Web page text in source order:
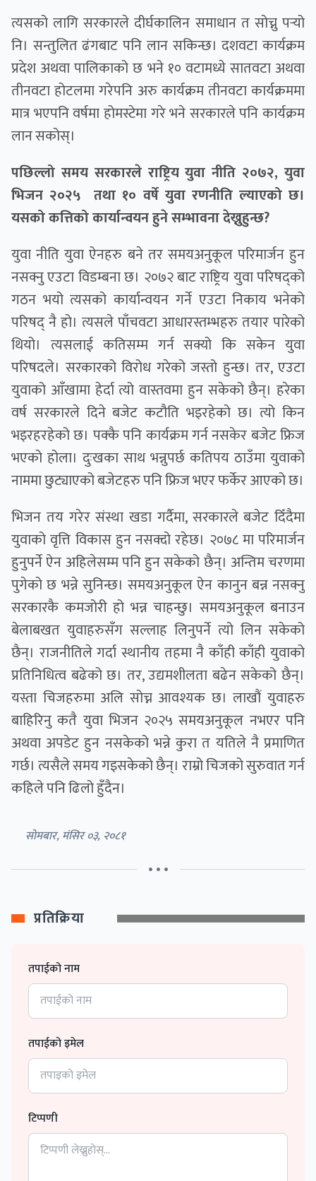
त्यसको लागि सरकारले दीर्घकालिन समाधान त सोच्नु पर्‍यो
नि। सन्तुलित ढंगबाट पनि लान सकिन्छ। दशवटा कार्यक्रम
प्रदेश अथवा पालिकाको छ भने १० वटामध्ये सातवटा अथवा
तीनवटा होटलमा गरेपनि अरु कार्यक्रम तीनवटा कार्यक्रममा
मात्र भएपनि वर्षमा होमस्टेमा गरे भने सरकारले पनि कार्यक्रम
लान सकोस्।
पछिल्लो समय सरकारले राष्ट्रिय युवा नीति २०७२, युवा
भिजन २०२५ तथा १० वर्षे युवा रणनीति ल्याएको छ।
यसको कत्तिको कार्यान्वयन हुने सम्भावना देख्नुहुन्छ?
युवा नीति युवा ऐनहरु बने तर समयअनुकूल परिमार्जन हुन
नसक्नु एउटा विडम्बना छ। २०७२ बाट राष्ट्रिय युवा परिषद्को
गठन भयो त्यसको कार्यान्वयन गर्ने एउटा निकाय भनेको
परिषद् नै हो। त्यसले पाँचवटा आधारस्तम्भहरु तयार पारेको
थियो। त्यसलाई कतिसम्म गर्न सक्यो कि सकेन युवा
परिषदले। सरकारको विरोध गरेको जस्तो हुन्छ। तर, एउटा
युवाको आँखामा हेर्दा त्यो वास्तवमा हुन सकेको छैन्। हरेका
वर्ष सरकारले दिने बजेट कटौति भइरहेको छ। त्यो किन
भइरहरहेको छ। पक्कै पनि कार्यक्रम गर्न नसकेर बजेट फ्रिज
भएको होला। दुःखका साथ भन्नुपर्छ कतिपय ठाउँमा युवाको
नाममा छुट्याएको बजेटहरु पनि फ्रिज भएर फर्केर आएको छ।
भिजन तय गरेर संस्था खडा गर्दैमा, सरकारले बजेट दिँदैमा
युवाको वृत्ति विकास हुन नसक्दो रहेछ। २०७८ मा परिमार्जन
हुनुपर्ने ऐन अहिलेसम्म पनि हुन सकेको छैन्। अन्तिम चरणमा
पुगेको छ भन्ने सुनिन्छ। समयअनुकूल ऐन कानुन बन्न नसक्नु
सरकारकै कमजोरी हो भन्न चाहन्छु। समयअनुकूल बनाउन
बेलाबखत युवाहरुसँग सल्लाह लिनुपर्ने त्यो लिन सकेको
छैन्। राजनीतिले गर्दा स्थानीय तहमा नै काँही काँही युवाको
प्रतिनिधित्व बढेको छ। तर, उद्यमशीलता बढेन सकेको छैन्।
यस्ता चिजहरुमा अलि सोच्न आवश्यक छ। लाखौं युवाहरु
बाहिरिनु कतै युवा भिजन २०२५ समयअनुकूल नभएर पनि
अथवा अपडेट हुन नसकेको भन्ने कुरा त यतिले नै प्रमाणित
गर्छ। त्यसैले समय गइसकेको छैन्। राम्रो चिजको सुरुवात गर्न
कहिले पनि ढिलो हुँदैन।
सोमबार, मंसिर ०३, २०८१
• • •
प्रतिक्रिया
तपाईको नाम
तपाईको इमेल
टिप्पणी